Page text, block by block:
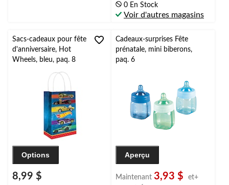
0 En Stock
Voir d'autres magasins
Sacs-cadeaux pour fête
d'anniversaire, Hot
Wheels, bleu, paq. 8
Options
8,99 $
Cadeaux-surprises Fête
prénatale, mini biberons,
paq. 6
Aperçu
Maintenant 3,93 $
et+